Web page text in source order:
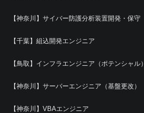
【神奈川】サイバー防護分析装置開発・保守
【千葉】組込開発エンジニア
【鳥取】インフラエンジニア（ポテンシャル）
【神奈川】サーバーエンジニア（基盤更改）
【神奈川】VBAエンジニア